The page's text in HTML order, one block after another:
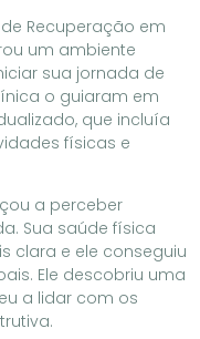
Recuperação em
um ambiente
sua jornada de
o guiaram em
que incluía
físicas e
a perceber
Sua saúde física
clara e ele conseguiu
Ele descobriu uma
a lidar com os